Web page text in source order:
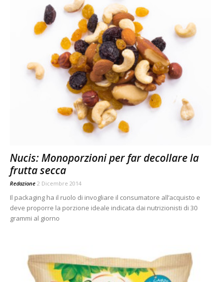
Nucis: Monoporzioni per far decollare la
frutta secca
Redazione 2 Dicembre 2014
Il packaging ha il ruolo di invogliare il consumatore all’acquisto e
deve proporre la porzione ideale indicata dai nutrizionisti di 30
grammi al giorno